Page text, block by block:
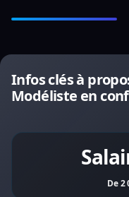
Infos clés à
Modéliste en
De 2